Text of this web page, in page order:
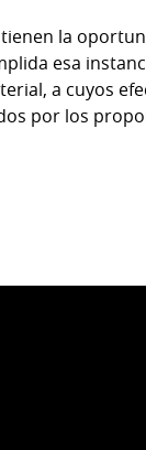
la
esa
a cuyos
por los